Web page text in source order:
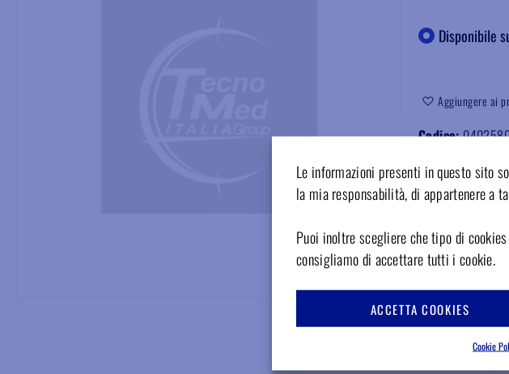
Le informazioni presenti in questo sito
la mia responsabilità, di appartenere a
Puoi inoltre scegliere che tipo di
consigliamo di accettare tutti i cookie.
ACCETTA COOKIES
Cookie
Disponibile
Aggiungere ai
Codice: